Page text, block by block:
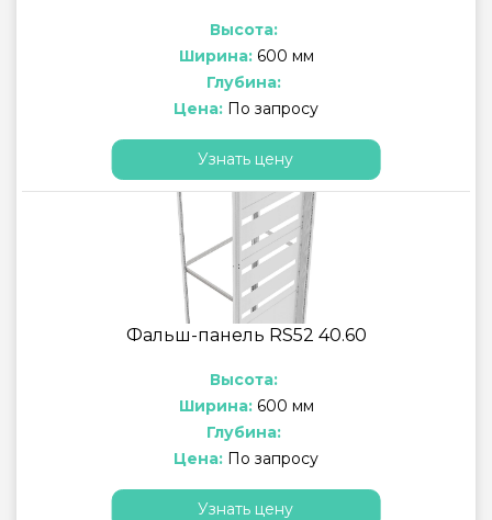
Высота:
Ширина: 600 мм
Глубина:
Цена: По запросу
Узнать цену
Фальш-панель RS52 40.60
Высота:
Ширина: 600 мм
Глубина:
Цена: По запросу
Узнать цену